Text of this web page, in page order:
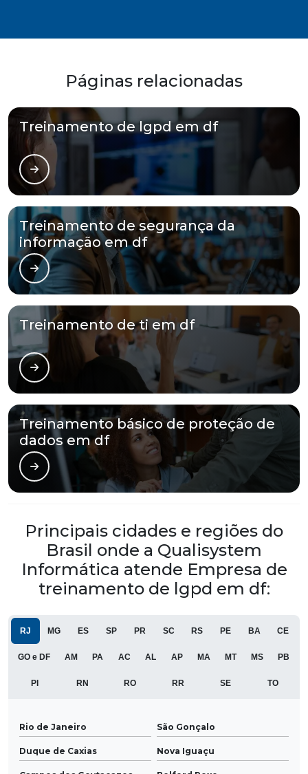
Páginas relacionadas
Treinamento de lgpd em df
Treinamento de segurança da
informação em df
Treinamento de ti em df
Treinamento básico de proteção de
dados em df
Principais cidades e regiões do
Brasil onde a Qualisystem
Informática atende Empresa de
treinamento de lgpd em df:
RJ MG ES SP PR SC RS PE BA CE
GO e DF AM PA AC AL AP MA MT MS PB
PI RN RO RR SE TO
Rio de Janeiro São Gonçalo
Duque de Caxias Nova Iguaçu